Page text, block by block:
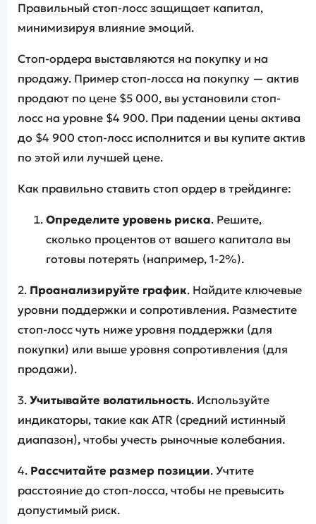
Правильный стоп-лосс защищает капитал,
минимизируя влияние эмоций.
Стоп-ордера выставляются на покупку и на
продажу. Пример стоп-лосса на покупку — актив
продают по цене $5 000, вы установили стоп-
лосс на уровне $4 900. При падении цены актива
до $4 900 стоп-лосс исполнится и вы купите актив
по этой или лучшей цене.
Как правильно ставить стоп ордер в трейдинге:
Определите уровень риска. Решите,
сколько процентов от вашего капитала вы
готовы потерять (например, 1-2%).
2. Проанализируйте график. Найдите ключевые
уровни поддержки и сопротивления. Разместите
стоп-лосс чуть ниже уровня поддержки (для
покупки) или выше уровня сопротивления (для
продажи).
3. Учитывайте волатильность. Используйте
индикаторы, такие как ATR (средний истинный
диапазон), чтобы учесть рыночные колебания.
4. Рассчитайте размер позиции. Учтите
расстояние до стоп-лосса, чтобы не превысить
допустимый риск.